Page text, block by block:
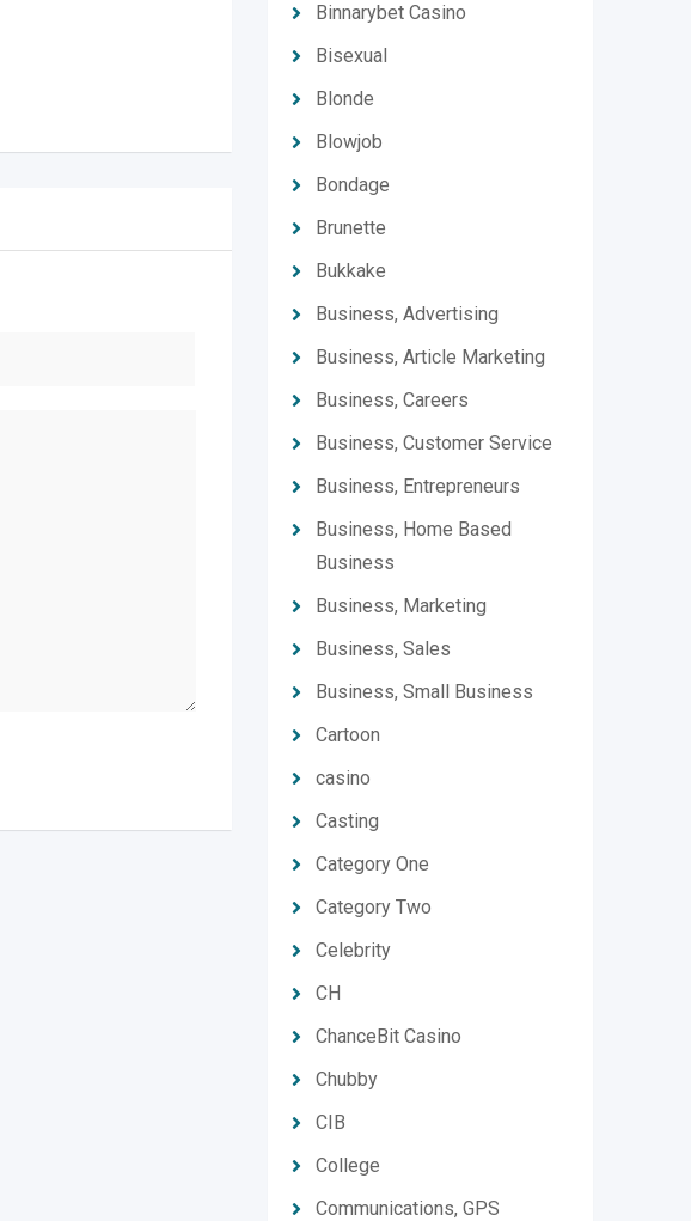
Binnarybet Casino
Bisexual
Blonde
Blowjob
Bondage
Brunette
Bukkake
Business, Advertising
Business, Article Marketing
Business, Careers
Business, Customer Service
Business, Entrepreneurs
Business, Home Based
Business
Business, Marketing
Business, Sales
Business, Small Business
Cartoon
casino
Casting
Category One
Category Two
Celebrity
CH
ChanceBit Casino
Chubby
CIB
College
Communications, GPS